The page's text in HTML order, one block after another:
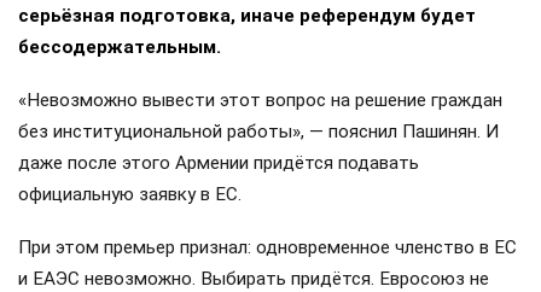
серьёзная подготовка, иначе референдум будет
бессодержательным.
«Невозможно вывести этот вопрос на решение граждан
без институциональной работы», — пояснил Пашинян. И
даже после этого Армении придётся подавать
официальную заявку в ЕС.
При этом премьер признал: одновременное членство в ЕС
и ЕАЭС невозможно. Выбирать придётся. Евросоюз не